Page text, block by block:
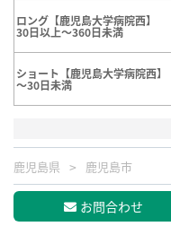
ロング【鹿児島大学病院西】
30日以上～360日未満
ショート【鹿児島大学病院西】
～30日未満
鹿児島県 鹿児島市
お問合わせ